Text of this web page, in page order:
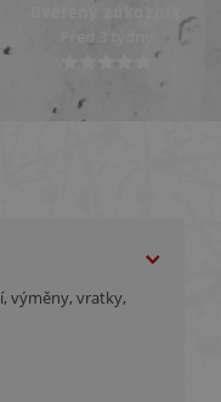
Ověřený zákazník
výměny, vratky,